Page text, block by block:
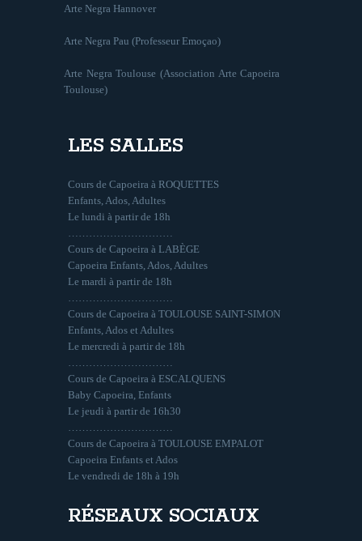
Arte Negra Hannover
Arte Negra Pau (Professeur Emoçao)
Arte Negra Toulouse (Association Arte Capoeira
Toulouse)
LES SALLES
Cours de Capoeira à ROQUETTES
Enfants, Ados, Adultes
Le lundi à partir de 18h
Cours de Capoeira à LABÈGE
Capoeira Enfants, Ados, Adultes
Le mardi à partir de 18h
Cours de Capoeira à TOULOUSE SAINT-SIMON
Enfants, Ados et Adultes
Le mercredi à partir de 18h
Cours de Capoeira à ESCALQUENS
Baby Capoeira, Enfants
Le jeudi à partir de 16h30
Cours de Capoeira à TOULOUSE EMPALOT
Capoeira Enfants et Ados
Le vendredi de 18h à 19h
RÉSEAUX SOCIAUX